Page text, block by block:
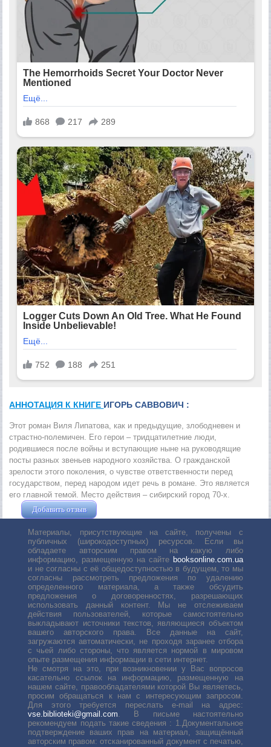
АННОТАЦИЯ К КНИГЕ ИГОРЬ САВВОВИЧ :
Этот роман Виля Липатова, как и предыдущие, злободневен и
страстно-полемичен. Его герои – тридцатилетние люди,
родившиеся после войны и вступающие ныне на руководящие
посты разных звеньев народного хозяйства. О гражданской
зрелости этого поколения, о чувстве ответственности перед
государством, перед народом идет речь в романе. Это является
его главной темой. Место действия – сибирский город 70-х.
Добавить отзыв
Материалы, присутствующие на сайте, получены с
публичных (широкодоступных) ресурсов. Если вы
обладаете авторским правом на какую либо
информацию, размещенную на сайте booksonline.com.ua
и не согласны с её общедоступностью в будущем, то мы
согласны рассмотреть предложения по удалению
определенного материала, а также обсудить
предложения о договоренностях, разрешающих
использовать данный контент. Мы не отслеживаем
действия пользователей, которые самостоятельно
выкладывают источники текстов, являющиеся объектом
вашего авторского права. Все данные на сайт,
загружаются автоматически, не проходя заранее отбора
с чьей либо стороны, что является нормой в мировом
опыте размещения информации в сети интернет.
Не смотря на это, при возникновении у Вас вопросов
касательно ссылок на информацию, размещенную на
нашем сайте, правообладателями которой Вы являетесь,
просим обращаться к нам с интересующим запросом.
Для этого требуется переслать е-mail на адрес:
vse.biblioteki@gmail.com. В письме настоятельно
рекомендуем подать такие сведения : 1.Документальное
подтверждение ваших прав на материал, защищённый
авторским правом: отсканированный документ с печатью,